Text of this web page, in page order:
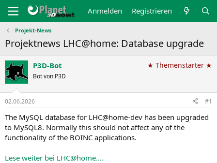
Anmelden Registrieren
Projekt-News
Projektnews LHC@home: Database upgrade
P3D-Bot
Bot von P3D
★ Themenstarter ★
02.06.2026 #1
The MySQL database for LHC@home-dev has been upgraded
to MySQL8. Normally this should not affect any of the
functionality of the BOINC applications.
Lese weiter bei LHC@home....